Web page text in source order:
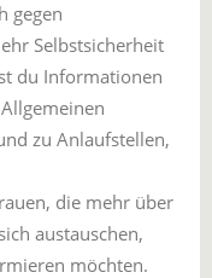
gegen
Selbstsicherheit
du Informationen
zu Anlaufstellen,
die mehr über
austauschen,
möchten.